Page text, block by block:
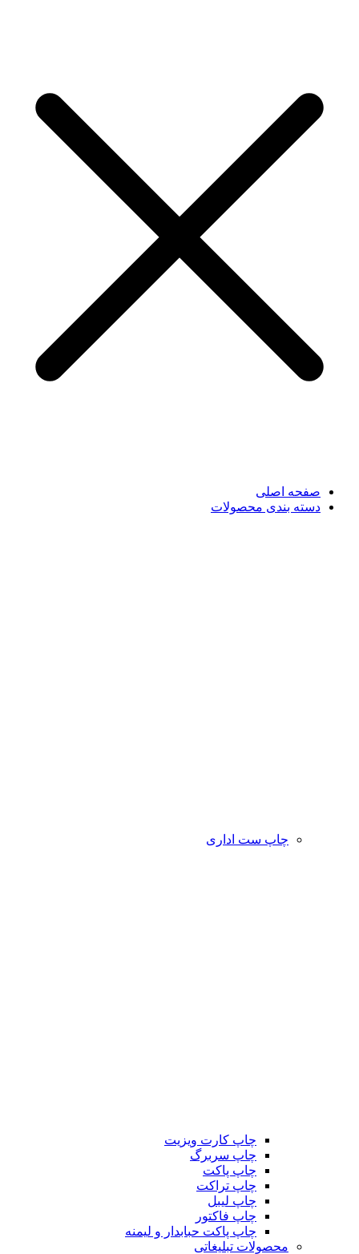
صفحه اصلی
دسته بندی محصولات
چاپ ست اداری
چاپ کارت ویزیت
چاپ سربرگ
چاپ پاکت
چاپ تراکت
چاپ لیبل
چاپ فاکتور
چاپ پاکت حبابدار و لیمنه
محصولات تبلیغاتی